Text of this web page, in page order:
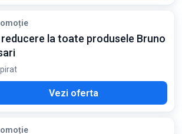
reducere la toate produsele Bruno
Vezi oferta